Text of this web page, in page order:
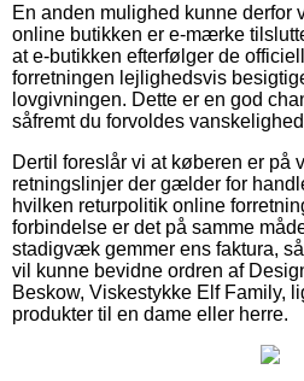
En anden mulighed kunne derfor
online butikken er e-mærke
at e-butikken efterfølger de
forretningen lejlighedsvis
lovgivningen. Dette er en god
såfremt du forvoldes
Dertil foreslår vi at køberen er på
retningslinjer der gælder for
hvilken returpolitik online
forbindelse er det på samme
stadigvæk gemmer ens faktura,
vil kunne bevidne ordren af
Beskow, Viskestykke Elf Family,
produkter til en dame eller herre.